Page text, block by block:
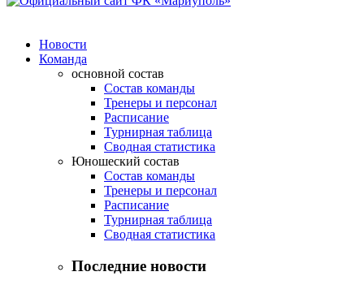
Новости
Команда
основной состав
Состав команды
Тренеры и персонал
Расписание
Турнирная таблица
Сводная статистика
Юношеский состав
Состав команды
Тренеры и персонал
Расписание
Турнирная таблица
Сводная статистика
Последние новости